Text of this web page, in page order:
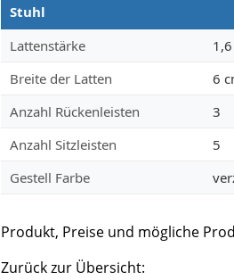
Stuhl
Lattenstärke
Breite der Latten
6
Anzahl Rückenleisten
3
Anzahl Sitzleisten
5
Gestell Farbe
Produkt, Preise und mögliche
Zurück zur Übersicht: